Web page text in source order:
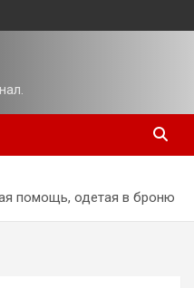
помощь, одетая в броню